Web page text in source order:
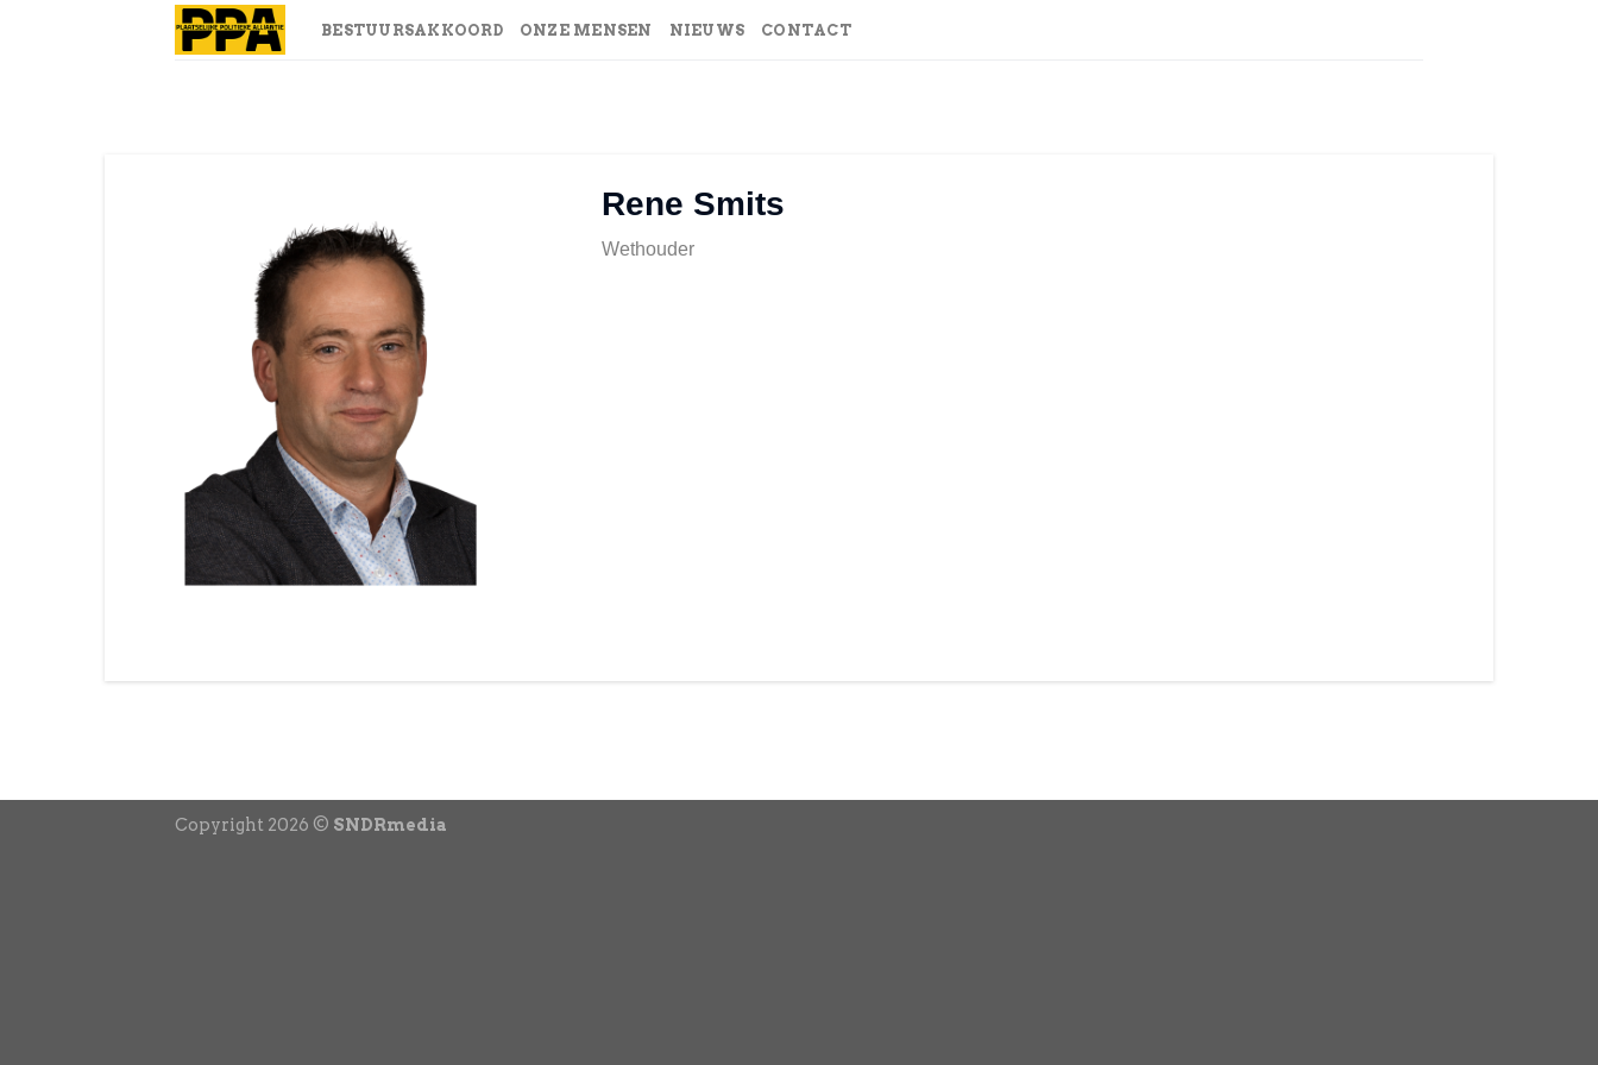
BESTUURSAKKOORD ONZE MENSEN NIEUWS CONTACT
Rene Smits
Wethouder
Copyright 2026 © SNDRmedia